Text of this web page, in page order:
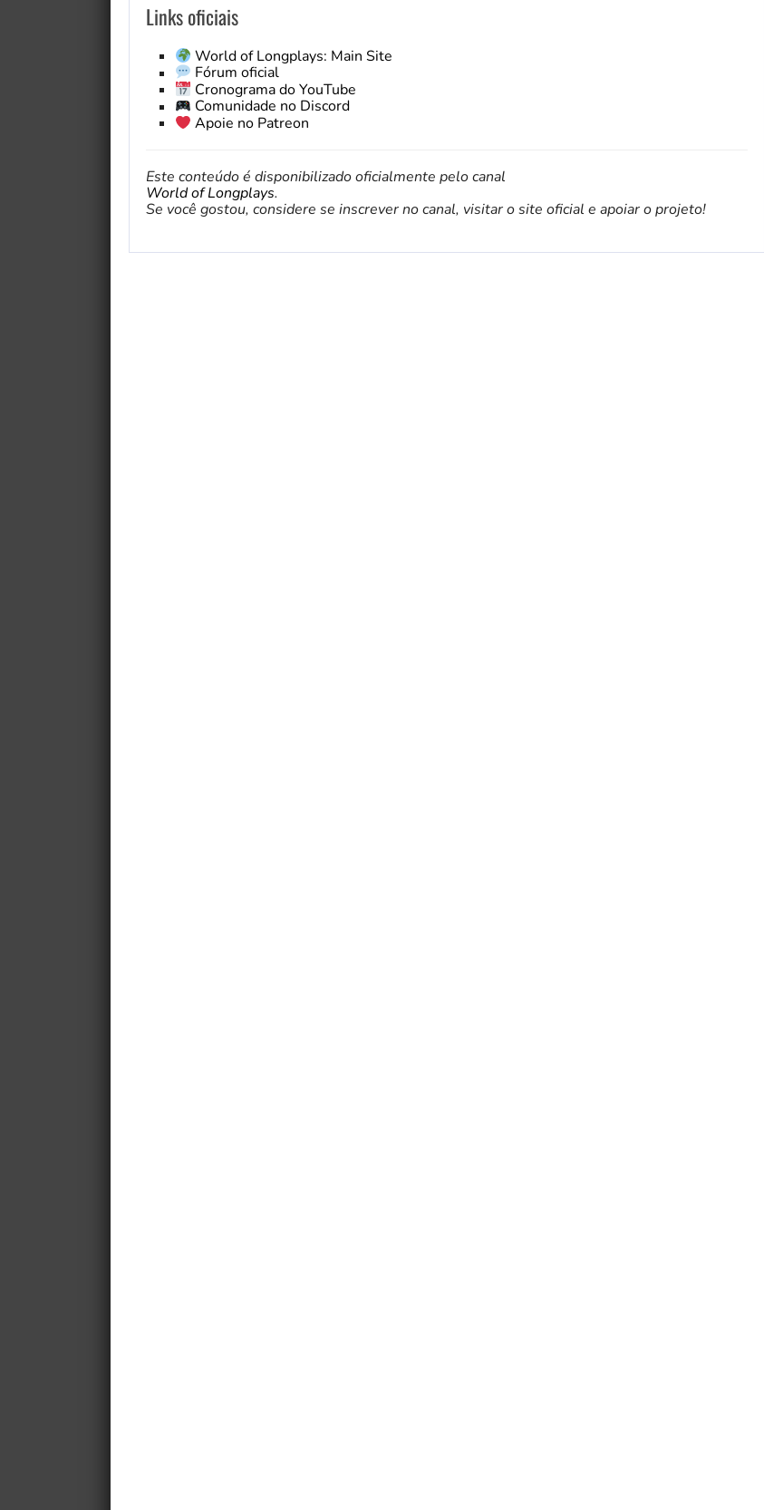
Links oficiais
World of Longplays: Main Site
Fórum oficial
Cronograma do YouTube
Comunidade no Discord
Apoie no Patreon
Este conteúdo é disponibilizado oficialmente pelo canal
World of Longplays.
Se você gostou, considere se inscrever no canal, visitar o site oficial e apoiar o projeto!